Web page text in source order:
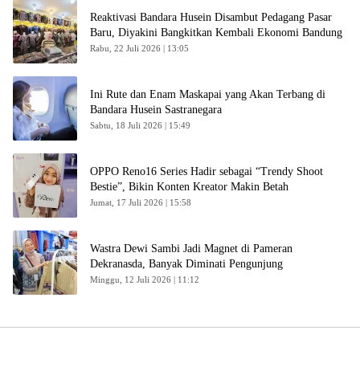
Reaktivasi Bandara Husein Disambut Pedagang Pasar
Baru, Diyakini Bangkitkan Kembali Ekonomi Bandung
Rabu, 22 Juli 2026 | 13:05
Ini Rute dan Enam Maskapai yang Akan Terbang di
Bandara Husein Sastranegara
Sabtu, 18 Juli 2026 | 15:49
OPPO Reno16 Series Hadir sebagai “Trendy Shoot
Bestie”, Bikin Konten Kreator Makin Betah
Jumat, 17 Juli 2026 | 15:58
Wastra Dewi Sambi Jadi Magnet di Pameran
Dekranasda, Banyak Diminati Pengunjung
Minggu, 12 Juli 2026 | 11:12